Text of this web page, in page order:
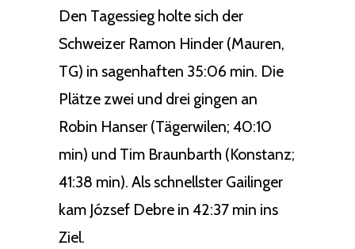
Den Tagessieg holte sich der
Schweizer Ramon Hinder (Mauren,
TG) in sagenhaften 35:06 min. Die
Plätze zwei und drei gingen an
Robin Hanser (Tägerwilen; 40:10
min) und Tim Braunbarth (Konstanz;
41:38 min). Als schnellster Gailinger
kam József Debre in 42:37 min ins
Ziel.